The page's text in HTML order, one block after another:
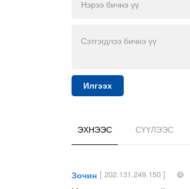
Илгээх
ЭХНЭЭС СҮҮЛЭЭС
Зочин [ 202.131.249.150 ]